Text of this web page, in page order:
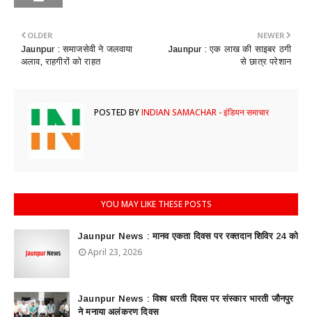
NEWER
Jaunpur : ​एक लाख की साइबर ठगी
से छात्र परेशान
OLDER
Jaunpur : ​समाजसेवी ने जलवाया
अलाव, राहगीरों को राहत
POSTED BYINDIAN SAMACHAR - इंडियन समाचार
YOU MAY LIKE THESE POSTS
Jaunpur News : ​मानव एकता दिवस पर रक्तदान शिविर 24 को
April 23, 2026
Jaunpur News : विश्व धरती दिवस पर संस्कार भारती जौनपुर
ने मनाया अलंकरण दिवस